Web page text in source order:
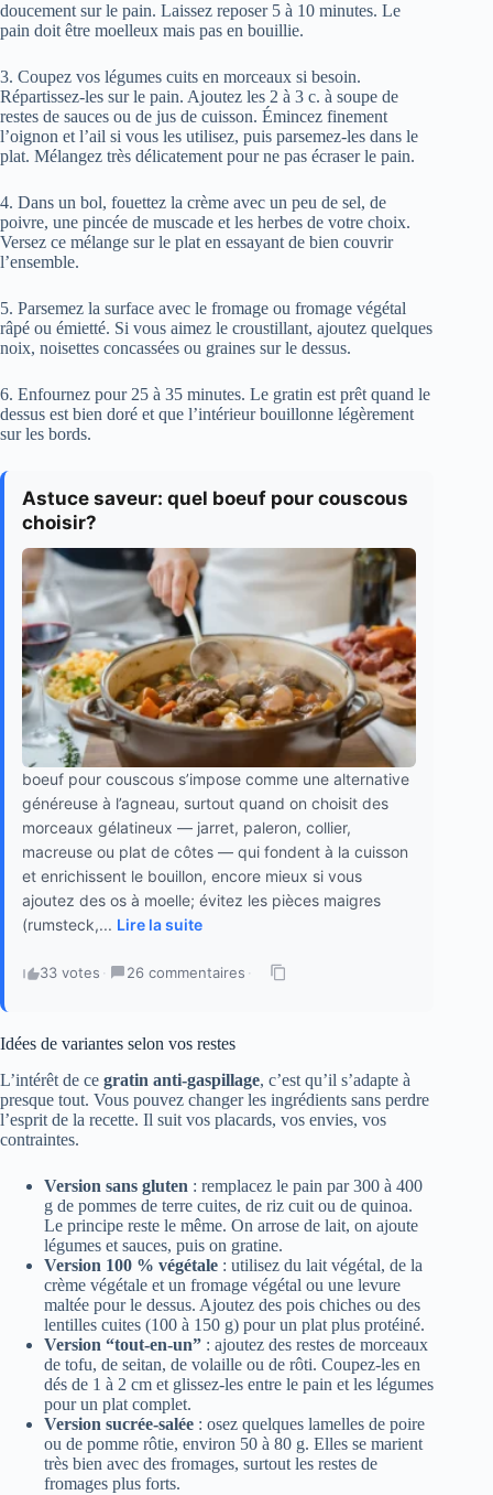
doucement sur le pain. Laissez reposer 5 à 10 minutes. Le
pain doit être moelleux mais pas en bouillie.
3. Coupez vos légumes cuits en morceaux si besoin.
Répartissez-les sur le pain. Ajoutez les 2 à 3 c. à soupe de
restes de sauces ou de jus de cuisson. Émincez finement
l’oignon et l’ail si vous les utilisez, puis parsemez-les dans le
plat. Mélangez très délicatement pour ne pas écraser le pain.
4. Dans un bol, fouettez la crème avec un peu de sel, de
poivre, une pincée de muscade et les herbes de votre choix.
Versez ce mélange sur le plat en essayant de bien couvrir
l’ensemble.
5. Parsemez la surface avec le fromage ou fromage végétal
râpé ou émietté. Si vous aimez le croustillant, ajoutez quelques
noix, noisettes concassées ou graines sur le dessus.
6. Enfournez pour 25 à 35 minutes. Le gratin est prêt quand le
dessus est bien doré et que l’intérieur bouillonne légèrement
sur les bords.
Astuce saveur: quel boeuf pour couscous
choisir?
boeuf pour couscous s’impose comme une alternative
généreuse à l’agneau, surtout quand on choisit des
morceaux gélatineux — jarret, paleron, collier,
macreuse ou plat de côtes — qui fondent à la cuisson
et enrichissent le bouillon, encore mieux si vous
ajoutez des os à moelle; évitez les pièces maigres
(rumsteck,... Lire la suite
33 votes · 26 commentaires ·
Idées de variantes selon vos restes
L’intérêt de ce gratin anti-gaspillage, c’est qu’il s’adapte à
presque tout. Vous pouvez changer les ingrédients sans perdre
l’esprit de la recette. Il suit vos placards, vos envies, vos
contraintes.
Version sans gluten : remplacez le pain par 300 à 400
g de pommes de terre cuites, de riz cuit ou de quinoa.
Le principe reste le même. On arrose de lait, on ajoute
légumes et sauces, puis on gratine.
Version 100 % végétale : utilisez du lait végétal, de la
crème végétale et un fromage végétal ou une levure
maltée pour le dessus. Ajoutez des pois chiches ou des
lentilles cuites (100 à 150 g) pour un plat plus protéiné.
Version “tout-en-un” : ajoutez des restes de morceaux
de tofu, de seitan, de volaille ou de rôti. Coupez-les en
dés de 1 à 2 cm et glissez-les entre le pain et les légumes
pour un plat complet.
Version sucrée-salée : osez quelques lamelles de poire
ou de pomme rôtie, environ 50 à 80 g. Elles se marient
très bien avec des fromages, surtout les restes de
fromages plus forts.